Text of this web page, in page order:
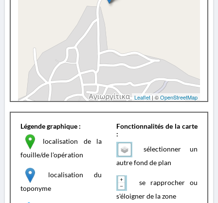
Leaflet| ©OpenStreetMap
Légende graphique :
localisation de la
fouille/de l'opération
localisation du
toponyme
Fonctionnalités de la carte
:
sélectionner un
autre fond de plan
se rapprocher ou
s'éloigner de la zone